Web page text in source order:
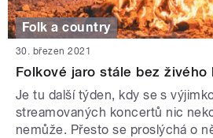
Folk a country
30. březen 2021
Folkové jaro stále bez živého
Je tu další týden, kdy se s
streamovaných koncertů nic
nemůže. Přesto se proslýchá o